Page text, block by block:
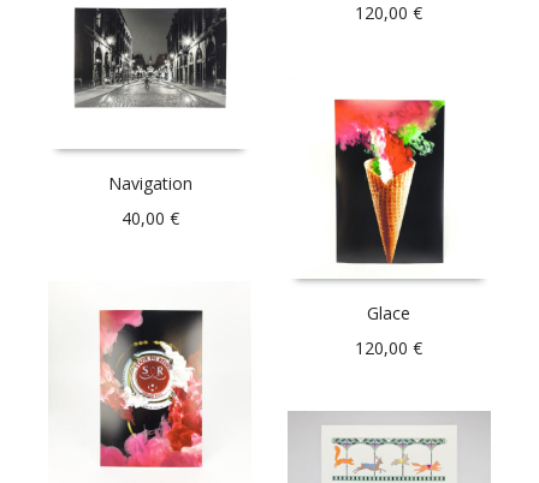
120,00€
Navigation
40,00 €
Glace
120,00€